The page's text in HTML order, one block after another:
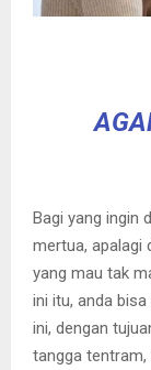
Bagi yang ingin
mertua, apalagi
yang mau tak
ini itu, anda
ini, dengan
tangga tentram,